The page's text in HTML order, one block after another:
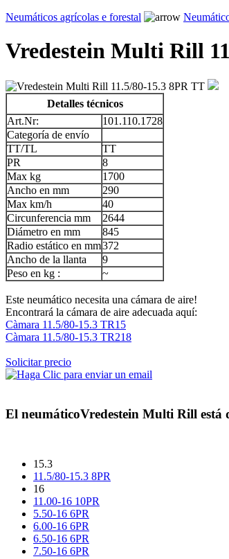
Neumáticos agrícolas e forestal
Vredestein Multi Rill
Detalles técnicos
Art.Nr:
101.110.1728
Categoría de envío
TT/TL
TT
PR
8
Max kg
1700
Ancho en mm
290
Max km/h
40
Circunferencia mm
2644
Diámetro en mm
845
Radio estático en mm372
Ancho de la llanta
9
Peso en kg :
~
Este neumático necesita una cámara de aire!
Encontrará la cámara de aire adecuada aquí:
Càmara 11.5/80-15.3 TR15
Càmara 11.5/80-15.3 TR218
Solicitar precio
El neumáticoVredestein Multi Rill está
15.3
11.5/80-15.3 8PR
16
11.00-16 10PR
5.50-16 6PR
6.00-16 6PR
6.50-16 6PR
7.50-16 6PR